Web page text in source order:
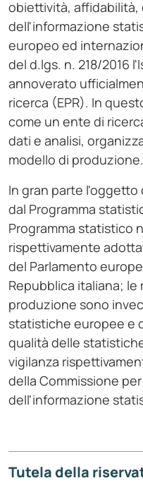
obiettività, affidabilità,
dell'informazione
europeo ed
del d.lgs. n. 218/2016
annoverato
ricerca (EPR). In
come un ente di
dati e analisi,
modello di produzione.
In gran parte
dal Programma
Programma statistico
rispettivamente
del Parlamento
Repubblica italiana;
produzione sono
statistiche europee e
qualità delle
vigilanza
della Commissione
dell'informazione
Tutela della